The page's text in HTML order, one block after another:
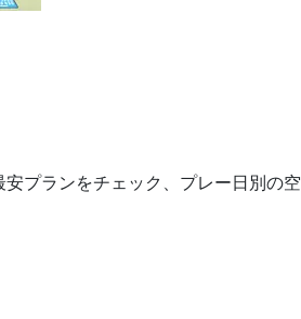
プランをチェック、プレー日別の空